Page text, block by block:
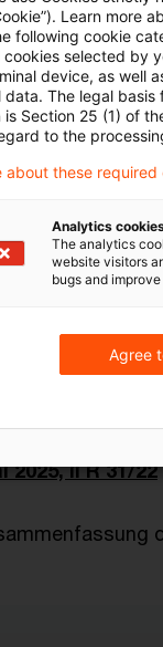
abgelehnt,
wird. Der
Gesellschaft
ihre
Aufnahme
verletzt.
2025, II R 31/22
Learn more
following cookie
cookies selected by
device, as well
data. The legal
is Section 25 (1) of
to the
about these
Analytics
The analytics
website visitors
bugs and
Agree